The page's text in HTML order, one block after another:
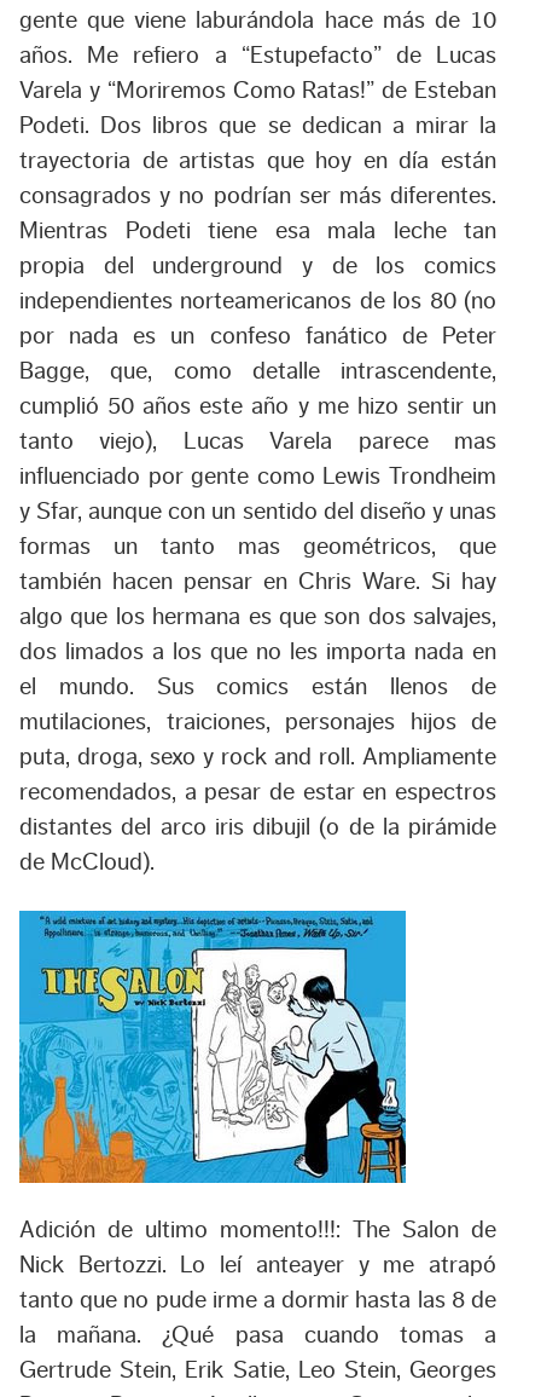
gente que viene laburándola hace más de 10
años. Me refiero a “Estupefacto”de Lucas
Varela y “Moriremos Como Ratas!” de Esteban
Podeti. Dos libros que se dedican a mirar la
trayectoria de artistas que hoy en día están
consagrados y no podrían ser más diferentes.
Mientras Podeti tiene esa mala leche tan
propia del underground y de los comics
independientes norteamericanos de los 80 (no
por nada es un confeso fanático de Peter
Bagge, que, como detalle intrascendente,
cumplió 50 años este año y me hizo sentir un
tanto viejo), Lucas Varela parece mas
influenciado por gente como Lewis Trondheim
y Sfar, aunque con un sentido del diseño y unas
formas un tanto mas geométricos, que
también hacen pensar en Chris Ware. Si hay
algo que los hermana es que son dos salvajes,
dos limados a los que no les importa nada en
el mundo. Sus comics están llenos de
mutilaciones, traiciones, personajes hijos de
puta, droga, sexo y rock and roll. Ampliamente
recomendados, a pesar de estar en espectros
distantes del arco iris dibujil (o de la pirámide
de McCloud).
Adición de ultimo momento!!!: The Salon de
Nick Bertozzi. Lo leí anteayer y me atrapó
tanto que no pude irme a dormir hasta las 8 de
la mañana. ¿Qué pasa cuando tomas a
Gertrude Stein, Erik Satie, Leo Stein, Georges